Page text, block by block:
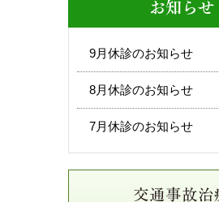
お知らせ
9月休診のお知らせ
8月休診のお知らせ
7月休診のお知らせ